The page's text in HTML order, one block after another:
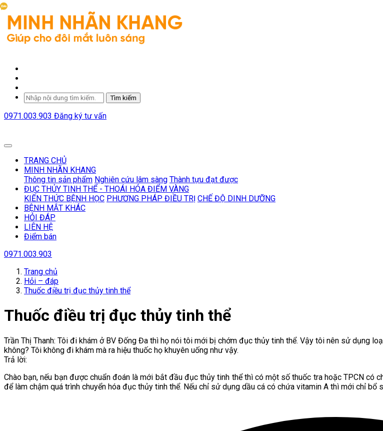
Tìm kiếm
0971.003.903 Đăng ký tư vấn
TRANG CHỦ
MINH NHÃN KHANG
Thông tin sản phẩm Nghiên cứu lâm sàng Thành tựu đạt được
ĐỤC THỦY TINH THỂ - THOÁI HÓA ĐIỂM VÀNG
KIẾN THỨC BỆNH HỌC PHƯƠNG PHÁP ĐIỀU TRỊ CHẾ ĐỘ DINH DƯỠNG
BỆNH MẮT KHÁC
HỎI ĐÁP
LIÊN HỆ
Điểm bán
0971.003.903
Trang chủ
Hỏi – đáp
Thuốc điều trị đục thủy tinh thể
Thuốc điều trị đục thủy tinh thể
Trần Thị Thanh: Tôi đi khám ở BV Đống Đa thì họ nói tôi mới bị chớm đục thủy tinh thể. Vậy tôi nên sử dụng
không? Tôi không đi khám mà ra hiệu thuốc họ khuyên uống như vậy.
Trả lời:
Chào bạn, nếu bạn được chuẩn đoán là mới bắt đầu đục thủy tinh thể thì có một số thuốc tra hoặc TPCN có
để làm chậm quá trình chuyển hóa đục thủy tinh thể. Nếu chỉ sử dụng dầu cá có chứa vitamin A thì mới chỉ